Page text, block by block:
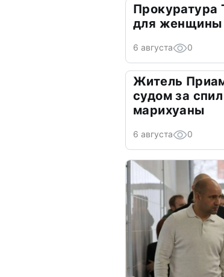
Прокуратура
для женщины
6 августа 0
Житель
судом за
марихуаны
6 августа 0